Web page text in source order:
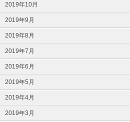
2019年10月
2019年9月
2019年8月
2019年7月
2019年6月
2019年5月
2019年4月
2019年3月